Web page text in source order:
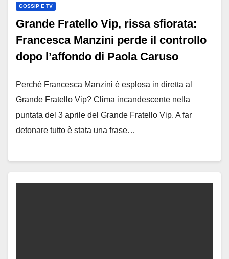
GOSSIP E TV
Grande Fratello Vip, rissa sfiorata:
Francesca Manzini perde il controllo
dopo l’affondo di Paola Caruso
Perché Francesca Manzini è esplosa in diretta al
Grande Fratello Vip? Clima incandescente nella
puntata del 3 aprile del Grande Fratello Vip. A far
detonare tutto è stata una frase…